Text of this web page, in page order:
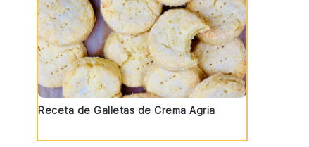
Receta de Galletas de Crema Agria